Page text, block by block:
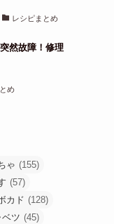
レシピまとめ
然故障！修理
め
ゃ (155)
(57)
カド (128)
ベツ (45)